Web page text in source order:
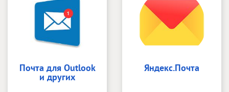
Почта для Outlook
и других
Яндекс.Почта